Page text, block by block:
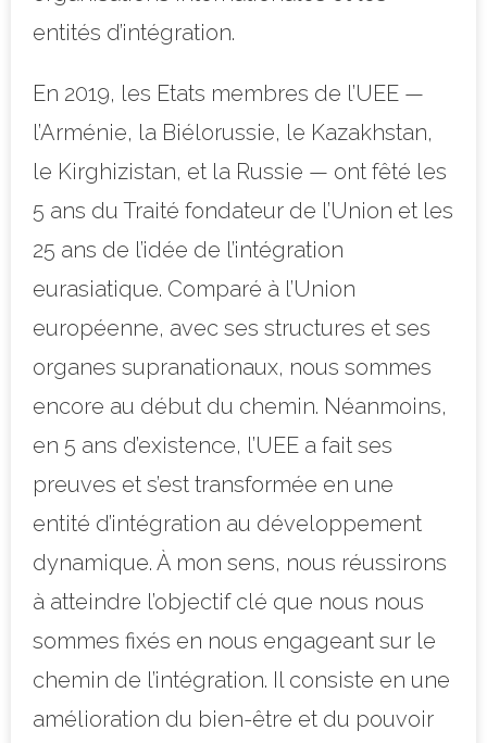
entités d’intégration.
En 2019, les Etats membres de l’UEE —
l’Arménie, la Biélorussie, le Kazakhstan,
le Kirghizistan, et la Russie — ont fêté les
5 ans du Traité fondateur de l’Union et les
25 ans de l’idée de l’intégration
eurasiatique. Comparé à l’Union
européenne, avec ses structures et ses
organes supranationaux, nous sommes
encore au début du chemin. Néanmoins,
en 5 ans d’existence, l’UEE a fait ses
preuves et s’est transformée en une
entité d’intégration au développement
dynamique. À mon sens, nous réussirons
à atteindre l’objectif clé que nous nous
sommes fixés en nous engageant sur le
chemin de l’intégration. Il consiste en une
amélioration du bien-être et du pouvoir